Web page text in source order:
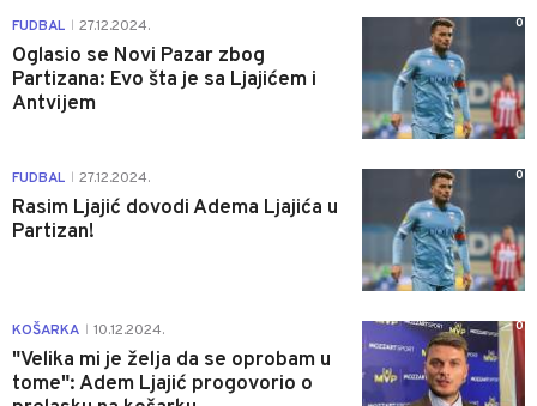
FUDBAL 27.12.2024.
Oglasio se Novi Pazar zbog
Partizana: Evo šta je sa Ljajićem i
Antvijem
0
FUDBAL 27.12.2024.
Rasim Ljajić dovodi Adema Ljajića u
Partizan!
0
KOŠARKA 10.12.2024.
"Velika mi je želja da se oprobam u
tome": Adem Ljajić progovorio o
0